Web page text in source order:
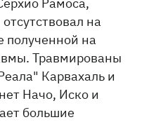
на
полученной на
Травмированы
Карвахаль и
Начо, Иско и
большие